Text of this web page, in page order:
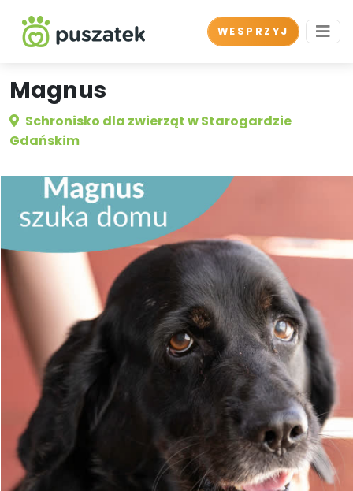
WESPRZYJ
Magnus
Schronisko dla zwierząt w Starogardzie
Gdańskim